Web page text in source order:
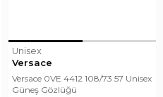
Unisex
Versace
Versace 0VE 4412 108/73 57 Unisex
Güneş Gözlüğü